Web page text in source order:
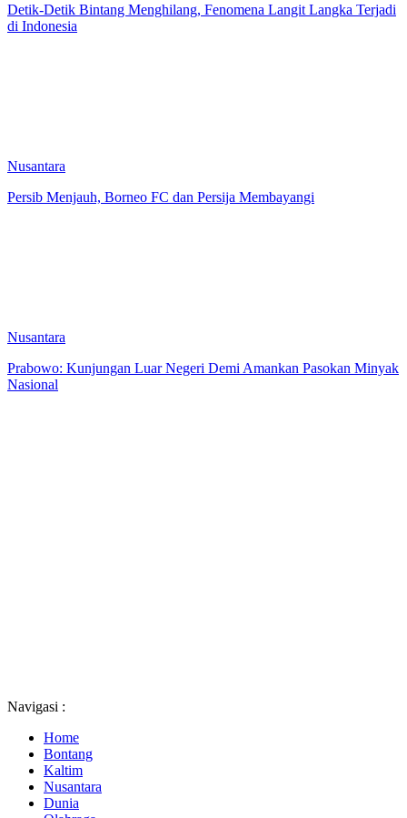
Detik-Detik Bintang Menghilang, Fenomena Langit Langka Terjadi
di Indonesia
Nusantara
Persib Menjauh, Borneo FC dan Persija Membayangi
Nusantara
Prabowo: Kunjungan Luar Negeri Demi Amankan Pasokan Minyak
Nasional
Navigasi :
Home
Bontang
Kaltim
Nusantara
Dunia